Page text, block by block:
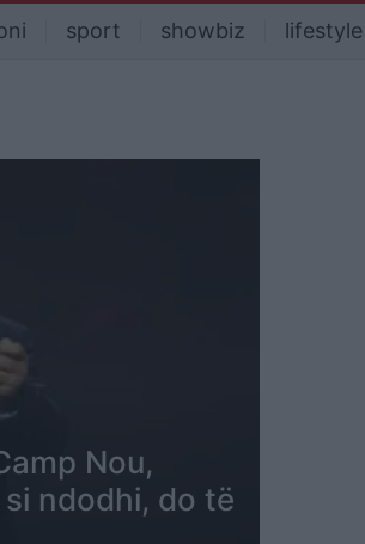
sport showbiz lifestyle
Nou,
ndodhi, do të